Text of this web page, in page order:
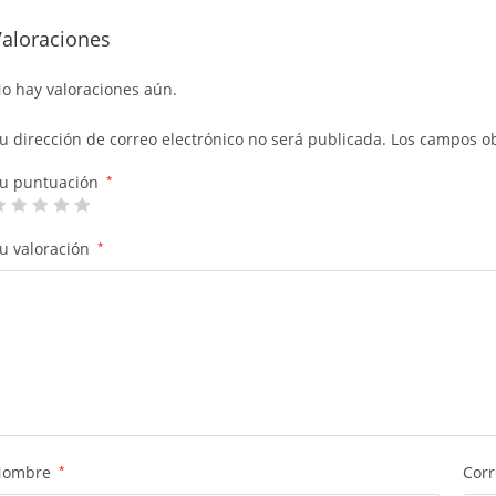
hay valoraciones aún.
dirección de correo electrónico no será publicada. Los campos
puntuación *
valoración *
*